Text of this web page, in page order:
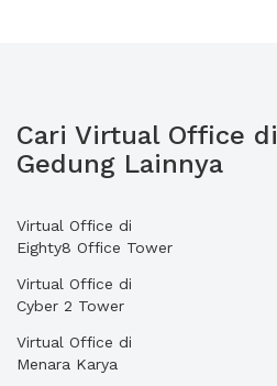
Cari Virtual Office di
Gedung Lainnya
Virtual Office di
Eighty8 Office Tower
Virtual Office di
Cyber 2 Tower
Virtual Office di
Menara Karya